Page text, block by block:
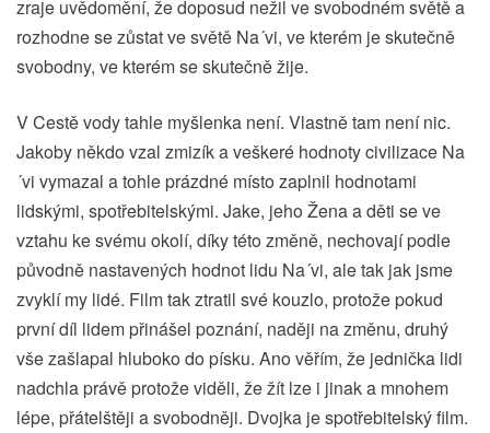
zraje uvědomění, že doposud nežil ve svobodném světě a
rozhodne se zůstat ve světě Na´vi, ve kterém je skutečně
svobodny, ve kterém se skutečně žije.
V Cestě vody tahle myšlenka není. Vlastně tam není nic.
Jakoby někdo vzal zmizík a veškeré hodnoty civilizace Na
´vi vymazal a tohle prázdné místo zaplnil hodnotami
lidskými, spotřebitelskými. Jake, jeho Žena a děti se ve
vztahu ke svému okolí, díky této změně, nechovají podle
původně nastavených hodnot lidu Na´vi, ale tak jak jsme
zvyklí my lidé. Film tak ztratil své kouzlo, protože pokud
první díl lidem přinášel poznání, naději na změnu, druhý
vše zašlapal hluboko do písku. Ano věřím, že jednička lidi
nadchla právě protože viděli, že žít lze i jinak a mnohem
lépe, přátelštěji a svobodněji. Dvojka je spotřebitelský film.